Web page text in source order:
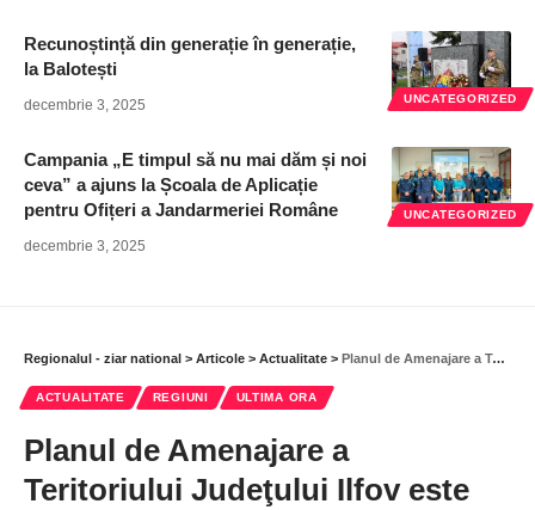
UNCATEGORIZED
Recunoștință din generație în generație,
la Balotești
decembrie 3, 2025
UNCATEGORIZED
Campania „E timpul să nu mai dăm și noi
ceva” a ajuns la Școala de Aplicație
pentru Ofițeri a Jandarmeriei Române
decembrie 3, 2025
Regionalul - ziar national > Articole > Actualitate > Planul de Amenajare a Teritoriului Judeţului Ilfov este gata de aprobare
ACTUALITATE REGIUNI ULTIMA ORA
Planul de Amenajare a
Teritoriului Judeţului Ilfov este